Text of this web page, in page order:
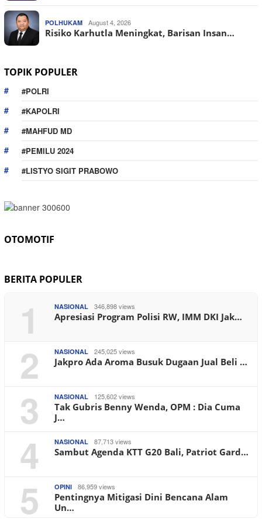
POLHUKAM August 4, 2026
Risiko Karhutla Meningkat, Barisan Insan…
TOPIK POPULER
#POLRI
#KAPOLRI
#MAHFUD MD
#PEMILU 2024
#LISTYO SIGIT PRABOWO
OTOMOTIF
BERITA POPULER
1 NASIONAL 346,898 views
Apresiasi Program Polisi RW, IMM DKI Jak…
2 NASIONAL 245,025 views
Jakpro Ada Aroma Busuk Dugaan Jual Beli …
3 NASIONAL 125,602 views
Tak Gubris Benny Wenda, OPM : Dia Cuma
J…
4 NASIONAL 87,713 views
Sambut Agenda KTT G20 Bali, Patriot Gard…
5 OPINI 86,959 views
Pentingnya Mitigasi Dini Bencana Alam
Un…